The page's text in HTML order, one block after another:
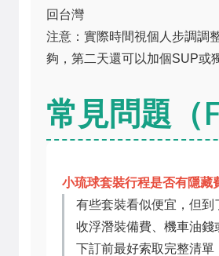
回台灣
注意：實際時間視個人步調調
夠，第二天還可以加個SUP或
常見問題（
小琉球套裝行程是否有隱藏
有些套裝看似便宜，但到
收浮潛裝備費、機車油錢
下訂前最好索取完整清單